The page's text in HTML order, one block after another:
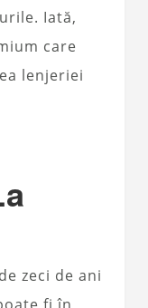
Iată,
care
lenjeriei
zeci de ani